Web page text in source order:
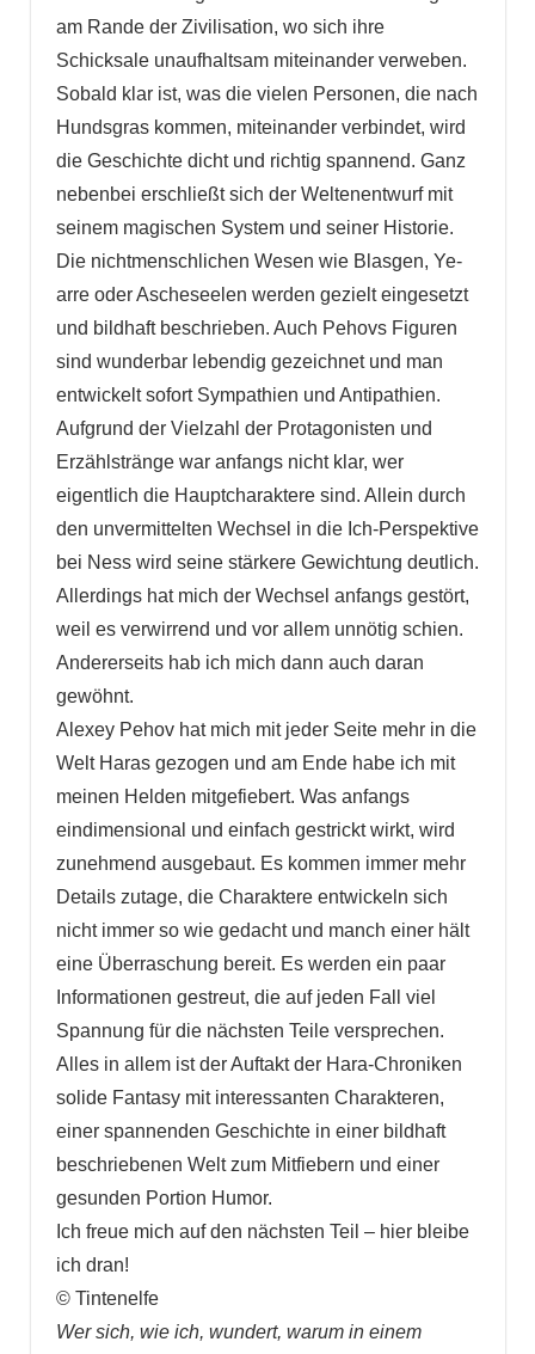
am Rande der Zivilisation, wo sich ihre
Schicksale unaufhaltsam miteinander verweben.
Sobald klar ist, was die vielen Personen, die nach
Hundsgras kommen, miteinander verbindet, wird
die Geschichte dicht und richtig spannend. Ganz
nebenbei erschließt sich der Weltenentwurf mit
seinem magischen System und seiner Historie.
Die nichtmenschlichen Wesen wie Blasgen, Ye-
arre oder Ascheseelen werden gezielt eingesetzt
und bildhaft beschrieben. Auch Pehovs Figuren
sind wunderbar lebendig gezeichnet und man
entwickelt sofort Sympathien und Antipathien.
Aufgrund der Vielzahl der Protagonisten und
Erzählstränge war anfangs nicht klar, wer
eigentlich die Hauptcharaktere sind. Allein durch
den unvermittelten Wechsel in die Ich-Perspektive
bei Ness wird seine stärkere Gewichtung deutlich.
Allerdings hat mich der Wechsel anfangs gestört,
weil es verwirrend und vor allem unnötig schien.
Andererseits hab ich mich dann auch daran
gewöhnt.
Alexey Pehov hat mich mit jeder Seite mehr in die
Welt Haras gezogen und am Ende habe ich mit
meinen Helden mitgefiebert. Was anfangs
eindimensional und einfach gestrickt wirkt, wird
zunehmend ausgebaut. Es kommen immer mehr
Details zutage, die Charaktere entwickeln sich
nicht immer so wie gedacht und manch einer hält
eine Überraschung bereit. Es werden ein paar
Informationen gestreut, die auf jeden Fall viel
Spannung für die nächsten Teile versprechen.
Alles in allem ist der Auftakt der Hara-Chroniken
solide Fantasy mit interessanten Charakteren,
einer spannenden Geschichte in einer bildhaft
beschriebenen Welt zum Mitfiebern und einer
gesunden Portion Humor.
Ich freue mich auf den nächsten Teil – hier bleibe
ich dran!
© Tintenelfe
Wer sich, wie ich, wundert, warum in einem